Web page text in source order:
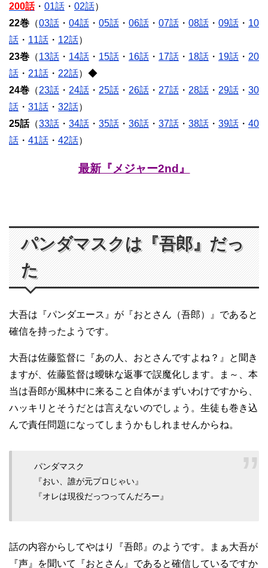
200話・ 01話 ・ 02話）
22巻 （03話 ・ 04話 ・ 05話 ・ 06話 ・ 07話 ・ 08話 ・ 09話 ・ 10
話 ・ 11話 ・ 12話）
23巻 （13話 ・ 14話 ・ 15話 ・ 16話 ・ 17話 ・ 18話 ・ 19話 ・ 20
話 ・ 21話 ・ 22話）◆
24巻 （23話 ・ 24話 ・ 25話 ・ 26話 ・ 27話 ・ 28話 ・ 29話 ・ 30
話 ・ 31話 ・ 32話）
25話（33話 ・ 34話 ・ 35話 ・ 36話 ・ 37話 ・ 38話 ・ 39話 ・ 40
話 ・ 41話 ・ 42話）
最新『メジャー2nd』
パンダマスクは『吾郎』だっ
た
大吾は『パンダエース』が『おとさん（吾郎）』であると
確信を持ったようです。
大吾は佐藤監督に『あの人、おとさんですよね？』と聞き
ますが、佐藤監督は曖昧な返事で誤魔化します。ま～、本
当は吾郎が風林中に来ること自体がまずいわけですから、
ハッキリとそうだとは言えないのでしょう。生徒も巻き込
んで責任問題になってしまうかもしれませんからね。
パンダマスク
『おい、誰が元プロじゃい』
『オレは現役だっつってんだろー』
話の内容からしてやはり『吾郎』のようです。まぁ大吾が
『声』を聞いて『おとさん』であると確信しているですか